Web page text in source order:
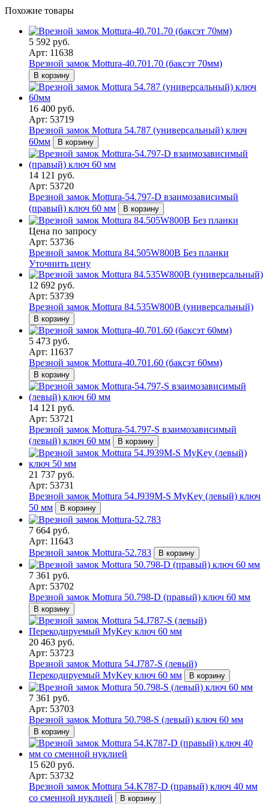
Похожие товары
5 592 руб.
Арт: 11638
Врезной замок Mottura-40.701.70 (баксэт 70мм)
В корзину
16 400 руб.
Арт: 53719
Врезной замок Mottura 54.787 (универсальный) ключ
60мм
В корзину
14 121 руб.
Арт: 53720
Врезной замок Mottura-54.797-D взаимозависимый
(правый) ключ 60 мм
В корзину
Цена по запросу
Арт: 53736
Врезной замок Mottura 84.505W800B Без планки
Уточнить цену
12 692 руб.
Арт: 53739
Врезной замок Mottura 84.535W800B (универсальный)
В корзину
5 473 руб.
Арт: 11637
Врезной замок Mottura-40.701.60 (баксэт 60мм)
В корзину
14 121 руб.
Арт: 53721
Врезной замок Mottura-54.797-S взаимозависимый
(левый) ключ 60 мм
В корзину
21 737 руб.
Арт: 53731
Врезной замок Mottura 54.J939M-S MyKey (левый) ключ
50 мм
В корзину
7 664 руб.
Арт: 11643
Врезной замок Mottura-52.783
В корзину
7 361 руб.
Арт: 53702
Врезной замок Mottura 50.798-D (правый) ключ 60 мм
В корзину
20 463 руб.
Арт: 53723
Врезной замок Mottura 54.J787-S (левый)
Перекодируемый MyKey ключ 60 мм
В корзину
7 361 руб.
Арт: 53703
Врезной замок Mottura 50.798-S (левый) ключ 60 мм
В корзину
15 620 руб.
Арт: 53732
Врезной замок Mottura 54.K787-D (правый) ключ 40 мм
со сменной нуклией
В корзину